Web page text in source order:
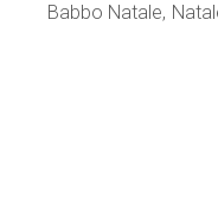
Babbo Natale